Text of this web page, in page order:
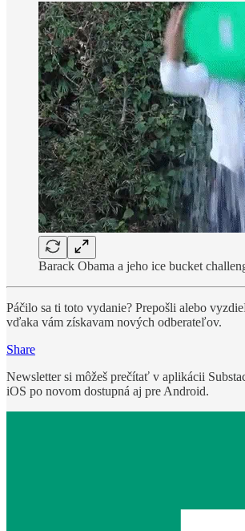
Barack Obama a jeho ice bucket
Páčilo sa ti toto vydanie? Prepošli alebo
vďaka vám získavam nových odberateľov.
Share
Newsletter si môžeš prečítať v aplikácii
iOS po novom dostupná aj pre Android.